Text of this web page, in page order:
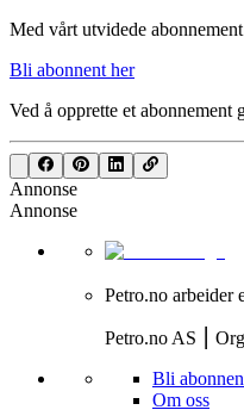
Med vårt utvidede
Bli abonnent her
Ved å opprette et abonnement
Annonse
Annonse
Petro.no arbeider
Petro.no AS ⎮
Bli
Om oss